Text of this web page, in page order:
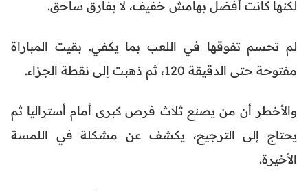
لكنها كانت أفضل بهامش خفيف، لا بفارق ساحق.
لم تحسم تفوقها في اللعب بما يكفي. بقيت المباراة
مفتوحة حتى الدقيقة 120، ثم ذهبت إلى نقطة الجزاء.
والأخطر أن من يصنع ثلاث فرص كبرى أمام أستراليا ثم
يحتاج إلى الترجيح، يكشف عن مشكلة في اللمسة
الأخيرة.